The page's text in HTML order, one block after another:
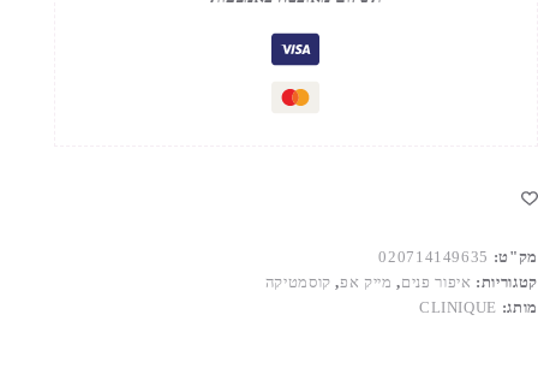
מק"ט: 020714149635
קטגוריות: איפור פנים, מייק אפ, קוסמטיקה
מותג: CLINIQUE